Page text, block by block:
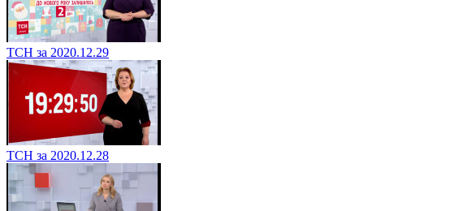
ТСН за 2020.12.29
ТСН за 2020.12.28